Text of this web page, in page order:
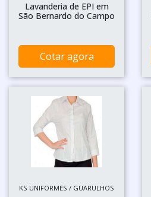
Lavanderia de EPI em
São Bernardo do Campo
Cotar agora
KS UNIFORMES / GUARULHOS